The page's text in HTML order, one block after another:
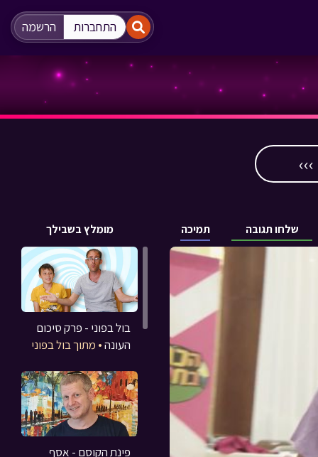
התחברות הרשמה
מומלץ בשבילך תמיכה שלחו תגובה
בול בפוני - פרק סיכום
העונה• מתוך בול בפוני
פינת הקוסם - אסף